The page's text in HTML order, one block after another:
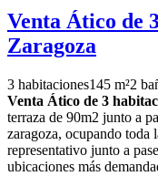
Venta Ático de
Zaragoza
3 habitaciones145 m²2
Venta Ático de 3
terraza de 90m2 junto a
zaragoza, ocupando toda
representativo junto a
ubicaciones más